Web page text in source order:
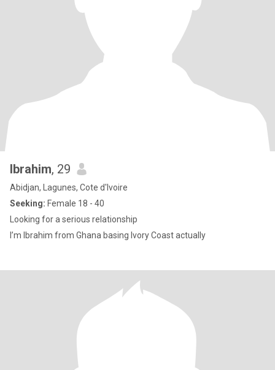
Ibrahim, 29
Abidjan, Lagunes, Cote d'Ivoire
Seeking: Female 18 - 40
Looking for a serious relationship
I’m Ibrahim from Ghana basing Ivory Coast actually